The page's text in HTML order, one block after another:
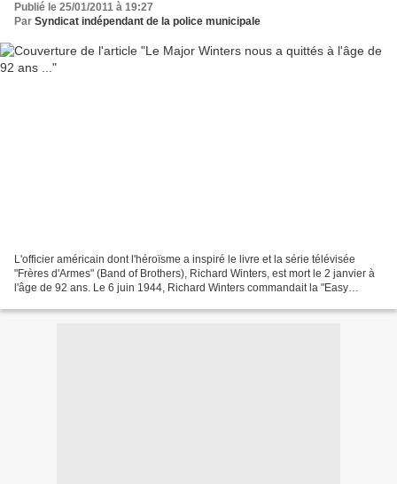
Publié le 25/01/2011 à 19:27
Par Syndicat indépendant de la police municipale
L'officier américain dont l'héroïsme a inspiré le livre et la série télévisée
"Frères d'Armes" (Band of Brothers), Richard Winters, est mort le 2 janvier à
l'âge de 92 ans. Le 6 juin 1944, Richard Winters commandait la "Easy